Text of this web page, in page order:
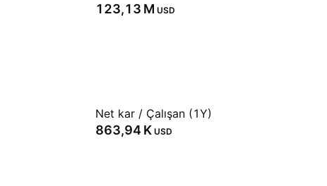
‪123,13 M‬ USD
Net kar / Çalışan (1Y)
‪863,94 K‬ USD